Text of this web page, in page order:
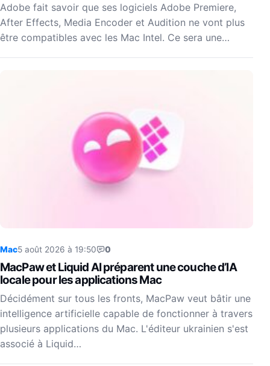
Adobe fait savoir que ses logiciels Adobe Premiere,
After Effects, Media Encoder et Audition ne vont plus
être compatibles avec les Mac Intel. Ce sera une…
Mac5 août 2026 à 19:50 0
MacPaw et Liquid AI préparent une couche d’IA
locale pour les applications Mac
Décidément sur tous les fronts, MacPaw veut bâtir une
intelligence artificielle capable de fonctionner à travers
plusieurs applications du Mac. L'éditeur ukrainien s'est
associé à Liquid…